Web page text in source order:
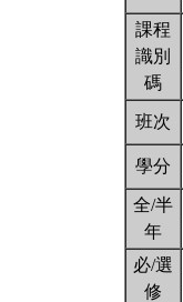
課程
識別
碼
班次
學分
全/半
年
必/選
修